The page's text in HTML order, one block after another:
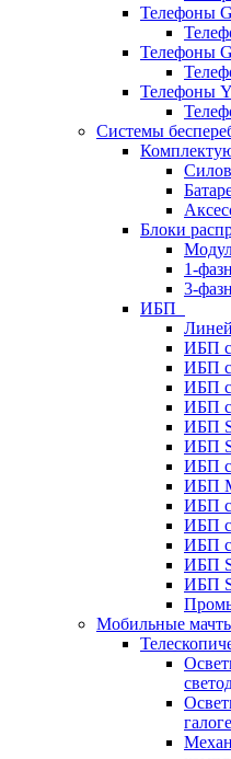
Телефоны
Телефоны
Телефоны
Системы
Блоки
1-
3-
ИБП
ИБП
ИБП
ИБП
ИБП
ИБП
ИБП
ИБП
ИБП
ИБП
ИБП
ИБП
ИБП
ИБП
Мобильные